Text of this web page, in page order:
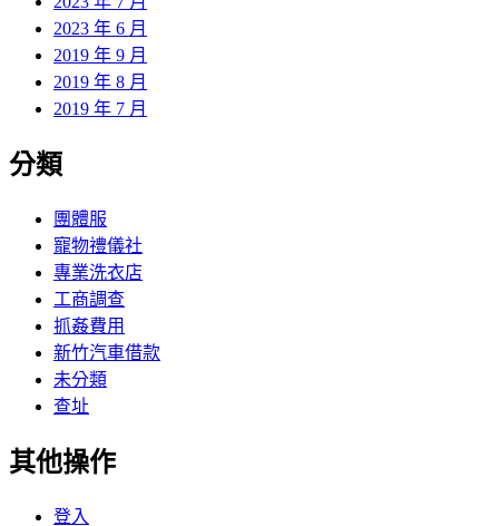
2023 年 6 月
2019 年 9 月
2019 年 8 月
2019 年 7 月
分類
團體服
寵物禮儀社
專業洗衣店
工商調查
抓姦費用
新竹汽車借款
未分類
查址
其他操作
登入